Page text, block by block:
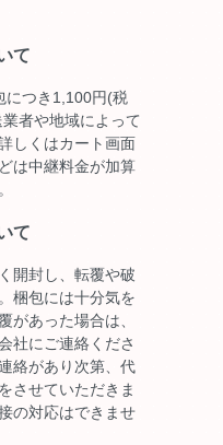
て
につき1,100円(税
者や地域によって
しくはカート画面
は中継料金が加算
て
開封し、転覆や破
梱包には十分気を
があった場合は、
社にご連絡くださ
絡があり次第、代
させていただきま
の対応はできませ